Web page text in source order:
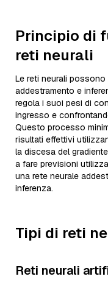
Principio di
reti neurali
Le reti neurali
addestramento e
regola i suoi pesi di
ingresso e
Questo processo
risultati effettivi
la discesa del
a fare previsioni
una rete neurale
inferenza.
Tipi di reti
Reti neurali